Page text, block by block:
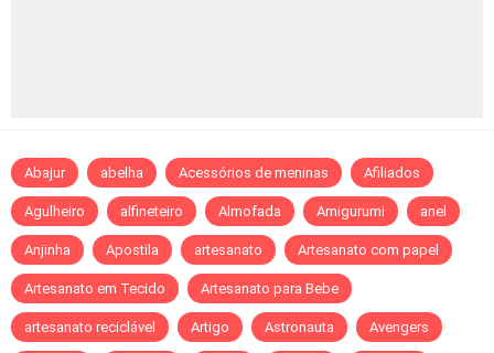
Abajur abelha Acessórios de meninas Afiliados
Agulheiro alfineteiro Almofada Amigurumi anel
Anjinha Apostila artesanato Artesanato com papel
Artesanato em Tecido Artesanato para Bebe
artesanato reciclável Artigo Astronauta Avengers